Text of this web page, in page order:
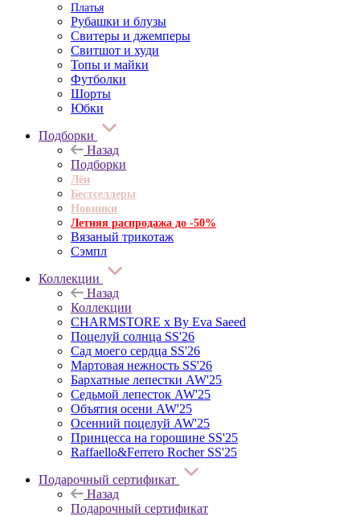
Платья
Рубашки и блузы
Свитеры и джемперы
Свитшот и худи
Топы и майки
Футболки
Шорты
Юбки
Подборки
Назад
Подборки
Лён
Бестселлеры
Новинки
Летняя распродажа до -50%
Вязаный трикотаж
Сэмпл
Коллекции
Назад
Коллекции
CHARMSTORE х By Eva Saeed
Поцелуй солнца SS'26
Сад моего сердца SS'26
Мартовая нежность SS'26
Бархатные лепестки AW'25
Седьмой лепесток AW'25
Объятия осени AW'25
Осенний поцелуй AW'25
Принцесса на горошине SS'25
Raffaello&Ferrero Rocher SS'25
Подарочный сертификат
Назад
Подарочный сертификат